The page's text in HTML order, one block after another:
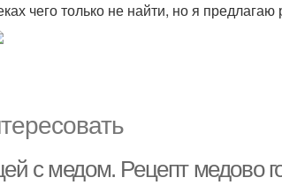
чего только не найти, но я
с медом. Рецепт медово